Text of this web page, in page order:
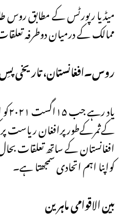
میڈیا رپورٹس کے مطابق روس
ممالک کے درمیان دوطرفہ
روس۔افغانستان، تاریخی
کےثمرکےطورپرافغان ریاست پر
افغانستان کے ساتھ تعلقات
کواپنا اہم اتحادی سمجھتا ہے۔
بین الاقوامی ماہرین